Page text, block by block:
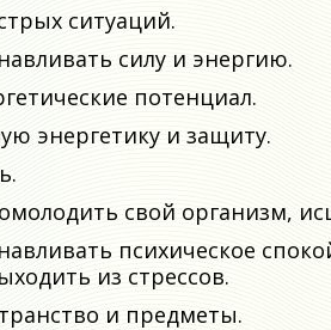
ситуаций.
силу и энергию.
потенциал.
энергетику и защиту.
свой организм,
психическое
из стрессов.
и предметы.